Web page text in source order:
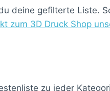
deine gefilterte Liste.
zum 3D Druck Shop
zu jeder